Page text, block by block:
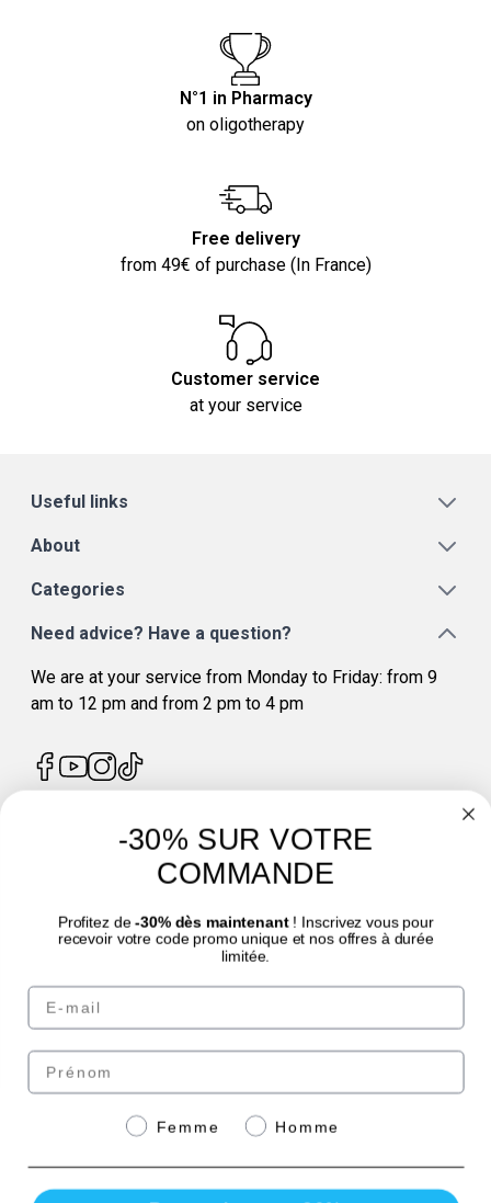
N°1 in Pharmacy
on oligotherapy
Free delivery
from 49€ of purchase (In France)
Customer service
at your service
Useful links
About
Categories
Need advice? Have a question?
We are at your service from Monday to Friday: from 9
am to 12 pm and from 2 pm to 4 pm
4.7/5
© Laboratoire des GRANIONS 2026 | Secure Payment | *AFNOR NF EN 17444
Standard. See product sheet.
Pay securely with
-30% SUR VOTRE
COMMANDE
Profitez de -30% dès maintenant! Inscrivez vous pour
recevoir votre code promo unique et nos offres à durée
limitée.
Email
Prénom
GenreFemme Homme